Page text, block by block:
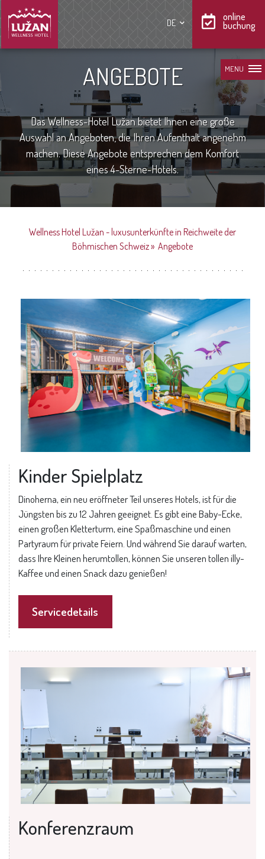
DE
online
buchung
MENU
ANGEBOTE
Das Wellness-Hotel Lužan bietet Ihnen eine große
Auswahl an Angeboten, die Ihren Aufenthalt angenehm
machen. Diese Angebote entsprechen dem Komfort
eines 4-Sterne-Hotels.
Wellness Hotel Lužan - luxusunterkünfte in Reichweite der
Böhmischen Schweiz» Angebote
Kinder Spielplatz
Dinoherna, ein neu eröffneter Teil unseres Hotels, ist für die
Jüngsten bis zu 12 Jahren geeignet. Es gibt eine Baby-Ecke,
einen großen Kletterturm, eine Spaßmaschine und einen
Partyraum für private Feiern. Und während Sie darauf warten,
dass Ihre Kleinen herumtollen, können Sie unseren tollen illy-
Kaffee und einen Snack dazu genießen!
Servicedetails
Konferenzraum